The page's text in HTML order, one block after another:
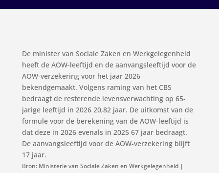
De minister van Sociale Zaken en Werkgelegenheid
heeft de AOW-leeftijd en de aanvangsleeftijd voor de
AOW-verzekering voor het jaar 2026
bekendgemaakt. Volgens raming van het CBS
bedraagt de resterende levensverwachting op 65-
jarige leeftijd in 2026 20,82 jaar. De uitkomst van de
formule voor de berekening van de AOW-leeftijd is
dat deze in 2026 evenals in 2025 67 jaar bedraagt.
De aanvangsleeftijd voor de AOW-verzekering blijft
17 jaar.
Bron: Ministerie van Sociale Zaken en Werkgelegenheid |